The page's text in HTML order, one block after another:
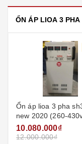
ỔN ÁP LIOA 3 PHA
Ổn áp lioa 3 pha
new 2020 (260-
đồng hồ điện tử
10.080.000₫
12.000.000₫